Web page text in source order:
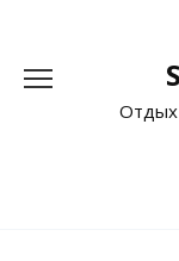
содержаниюОтдых